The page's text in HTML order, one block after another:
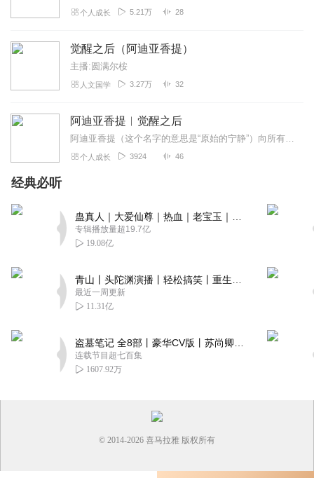
个人成长 5.21万 28
觉醒之后（阿迪亚香提）
主播:圆满尔桉
人文国学 3.27万 32
阿迪亚香提︱觉醒之后
阿迪亚香提（这个名字的意思是“原始的宁静”）向所有寻求心灵安宁与自由的人提出了一个挑战，也就是认真对待“此生就获得解脱”这个可能性。在他的禅宗老师（阿迪亚在这位...
个人成长 3924 46
经典必听
专辑播放量超19.7亿
19.08亿
最近一周更新
11.31亿
连载节目超七百集
1607.92万
© 2014-2026 喜马拉雅 版权所有